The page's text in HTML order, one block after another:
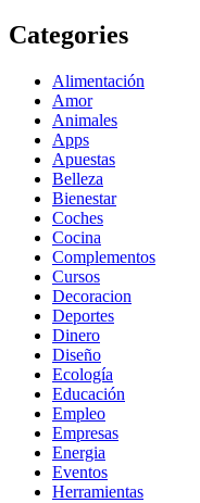
Categories
Alimentación
Amor
Animales
Apps
Apuestas
Belleza
Bienestar
Coches
Cocina
Complementos
Cursos
Decoracion
Deportes
Dinero
Diseño
Ecología
Educación
Empleo
Empresas
Energia
Eventos
Herramientas